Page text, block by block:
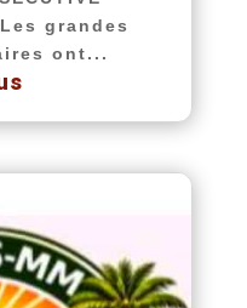
grandes
ont...